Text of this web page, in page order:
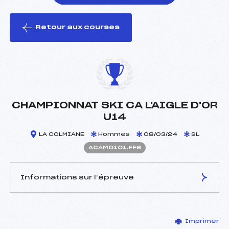
le ski
Retour aux courses
CHAMPIONNAT SKI CA L'AIGLE D'OR
U14
LA COLMIANE Hommes 08/03/24 SL
ACAM0101.FFS
Informations sur l’épreuve
PELLEGRINO JEAN MARIE
Imprimer